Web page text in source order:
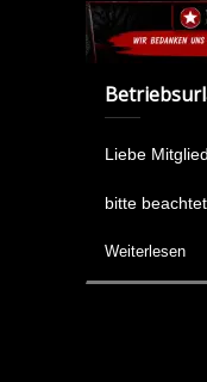
Liebe
bitte
Weiterlesen